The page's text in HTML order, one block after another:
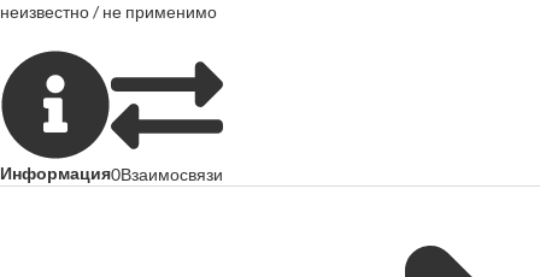
неизвестно / не применимо
Информация0Взаимосвязи